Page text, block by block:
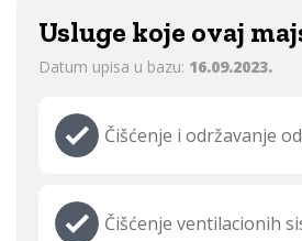
Usluge koje ovaj
Datum upisa u bazu: 16.09.2023.
Čišćenje i održavanje
Čišćenje ventilacionih